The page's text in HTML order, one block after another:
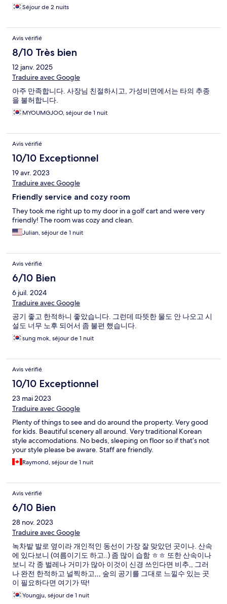
Séjour de 2 nuits
Avis vérifié
8/10 Très bien
12 janv. 2025
Traduire avec Google
아주 만족합니다. 사장님 친절하시고, 가성비면에서는 타의 추종
을 불허합니다.
MYOUMGJOO, séjour de 1 nuit
Avis vérifié
10/10 Exceptionnel
19 avr. 2023
Traduire avec Google
Friendly service and cozy room
They took me right up to my door in a golf cart and were very
friendly! The room was cozy and clean.
Julian, séjour de 1 nuit
Avis vérifié
6/10 Bien
6 juil. 2024
Traduire avec Google
공기 좋고 한적하니 좋았습니다. 그런데 따뜻한 물도 안 나오고 시
설도 너무 노후 되어서 좀 불편 했습니다.
sung mok, séjour de 1 nuit
Avis vérifié
10/10 Exceptionnel
23 mai 2023
Traduire avec Google
Plenty of things to see and do around the property. Very good
for kids. Beautiful scenery all around. Very traditional Korean
style accomodations. No beds, sleeping on floor so if that’s not
your style please be aware. Staff are friendly.
Raymond, séjour de 1 nuit
Avis vérifié
6/10 Bien
28 nov. 2023
Traduire avec Google
녹차밭 발로 옆이라 개인적인 동선이 가장 잘 맞았던 곳이나. 산속
에 있다보니 (여름이기도 하고..) 좀 많이 습함 ㅎㅎ 또한 산속이나
보니 각 종 벌레나 거미가 많아 이것이 신경 쓰인다면 비추,, 그러
나 완전 한적하고 널찍하고,,, 숲의 공기를 그대로 느낄수 있는 곳
이 필요하다면 여기가 딱!
Youngju, séjour de 1 nuit